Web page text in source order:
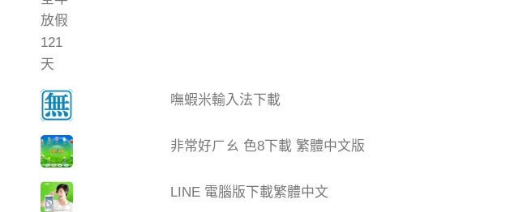
嘸蝦米輸入法下載
非常好ㄏㄠ 色8下載 繁體中文版
LINE 電腦版下載繁體中文